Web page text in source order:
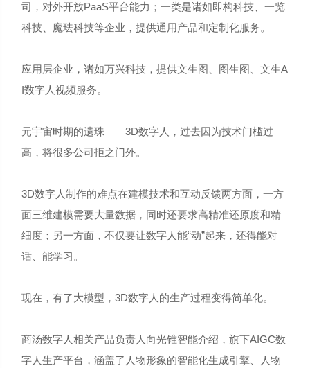
司，对外开放PaaS平台能力；一类是诸如即构科技、一览
科技、魔珐科技等企业，提供通用产品和定制化服务。
应用层企业，诸如万兴科技，提供文生图、图生图、文生A
I数字人视频服务。
元宇宙时期的遗珠——3D数字人，过去因为技术门槛过
高，将很多公司拒之门外。
3D数字人制作的难点在建模技术和互动反馈两方面，一方
面三维建模需要大量数据，同时还要求高精准还原度和精
细度；另一方面，不仅要让数字人能“动”起来，还得能对
话、能学习。
现在，有了大模型，3D数字人的生产过程变得简单化。
商汤数字人相关产品负责人向光锥智能介绍，旗下AIGC数
字人生产平台，涵盖了人物形象的智能化生成引擎、人物